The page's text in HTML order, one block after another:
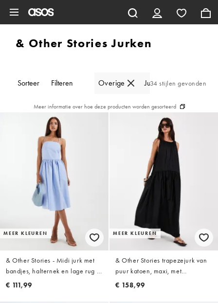
& Other Stories Jurken
Sorteer Filteren Overige Jurken
34 stijlen gevonden
Meer informatie over hoe deze producten worden gesorteerd
MEER KLEUREN
& Other Stories - Midi jurk met
bandjes, halternek en lage rug in
lichtblauw
€ 111,99
MEER KLEUREN
& Other Stories trapezejurk van
puur katoen, maxi, met
verlaagde taille in zwart
€ 158,99